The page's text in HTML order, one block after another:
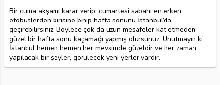
Bir cuma akşamı karar verip, cumartesi sabahı en erken
otobüslerden birisine binip hafta sonunu İstanbul’da
geçirebilirsiniz. Böylece çok da uzun mesafeler kat etmeden
güzel bir hafta sonu kaçamağı yapmış olursunuz. Unutmayın ki
İstanbul hemen hemen her mevsimde güzeldir ve her zaman
yapılacak bir şeyler, görülecek yeni yerler vardır.